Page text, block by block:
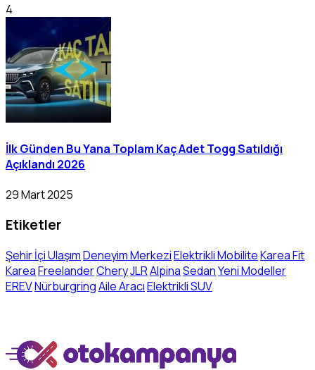
4
İlk Günden Bu Yana Toplam Kaç Adet Togg Satıldığı
Açıklandı 2026
29 Mart 2025
Etiketler
Şehir İçi UlaşımDeneyim MerkeziElektrikli MobiliteKarea Fit
KareaFreelanderCheryJLRAlpinaSedanYeni Modeller
EREVNürburgringAile AracıElektrikli SUV